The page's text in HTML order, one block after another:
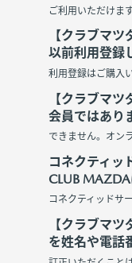
ご利用いただけま
【クラブマ
以前利用登録
利用登録はご購入
【クラブマ
会員ではあり
できません。オン
コネクティッ
CLUB
コネクティッドサ
【クラブマ
を姓名や電話